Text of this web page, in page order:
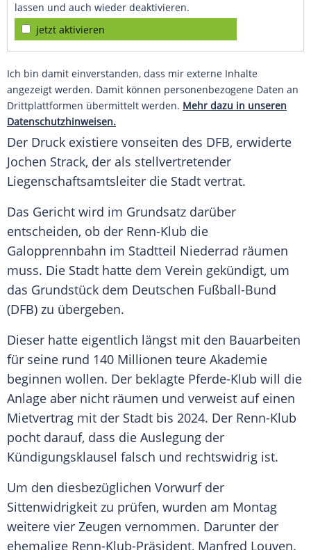
lassen und auch wieder deaktivieren.
jetzt aktivieren
Ich bin damit einverstanden, dass mir externe Inhalte
angezeigt werden. Damit können personenbezogene Daten an
Drittplattformen übermittelt werden. Mehr dazu in unseren
Datenschutzhinweisen.
Der Druck existiere vonseiten des DFB, erwiderte
Jochen Strack, der als stellvertretender
Liegenschaftsamtsleiter die Stadt vertrat.
Das Gericht wird im Grundsatz darüber
entscheiden, ob der Renn-Klub die
Galopprennbahn im Stadtteil Niederrad räumen
muss. Die Stadt hatte dem Verein gekündigt, um
das Grundstück dem Deutschen Fußball-Bund
(DFB) zu übergeben.
Dieser hatte eigentlich längst mit den Bauarbeiten
für seine rund 140 Millionen teure Akademie
beginnen wollen. Der beklagte Pferde-Klub will die
Anlage aber nicht räumen und verweist auf einen
Mietvertrag mit der Stadt bis 2024. Der Renn-Klub
pocht darauf, dass die Auslegung der
Kündigungsklausel falsch und rechtswidrig ist.
Um den diesbezüglichen Vorwurf der
Sittenwidrigkeit zu prüfen, wurden am Montag
weitere vier Zeugen vernommen. Darunter der
ehemalige Renn-Klub-Präsident, Manfred Louven.